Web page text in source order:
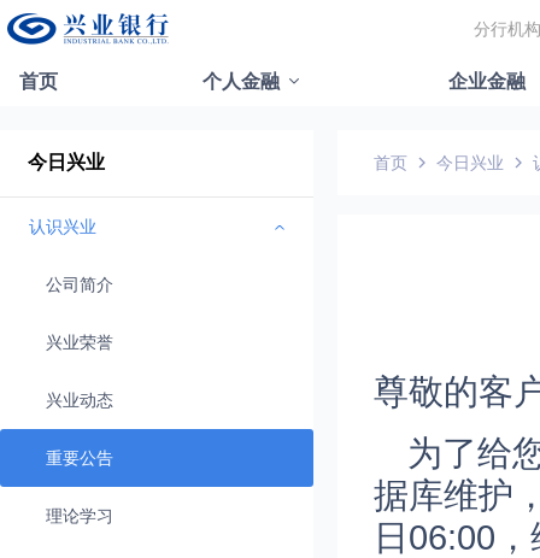
分行机构
首页 个人金融 企业金融
今日兴业
认识兴业
公司简介
兴业荣誉
兴业动态
重要公告
理论学习
首页 今日兴业
尊敬的客
为了给
据库维护
日06:00